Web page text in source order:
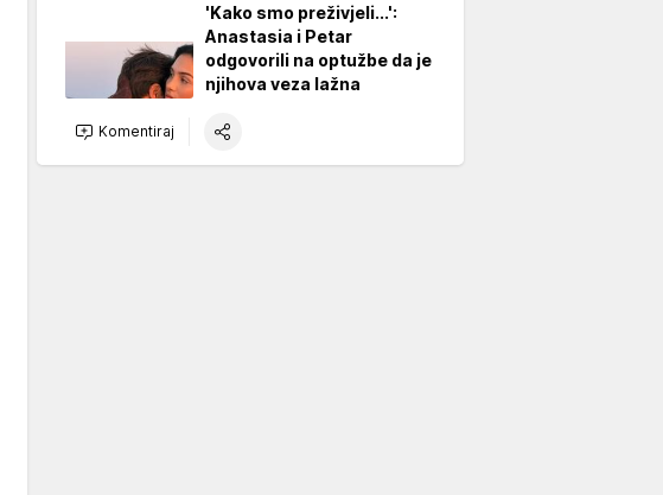
'Kako smo preživjeli...':
Anastasia i Petar
odgovorili na optužbe da je
njihova veza lažna
Komentiraj